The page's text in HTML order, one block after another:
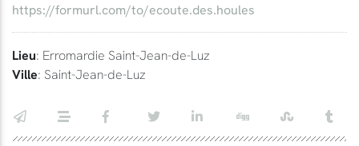
https://formurl.com/to/ecoute.des.houles
Lieu: Erromardie Saint-Jean-de-Luz
Ville: Saint-Jean-de-Luz